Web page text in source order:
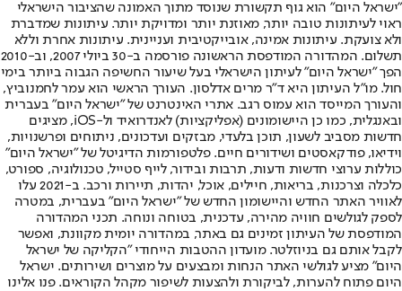
"ישראל היום" הוא גוף תקשורת שנוסד מתוך האמונה שהציבור הישראלי
ראוי לעיתונות טובה יותר, מאוזנת יותר ומדויקת יותר. עיתונות שמדברת
ולא צועקת. עיתונות אמינה, אובייקטיבית ועניינית. עיתונות אחרת וללא
תשלום. המהדורה המודפסת הראשונה פורסמה ב-30 ביולי 2007, וב-2010
הפך "ישראל היום" לעיתון הישראלי בעל שיעור החשיפה הגבוה ביותר בימי
חול. מו"ל העיתון היא ד"ר מרים אדלסון. העורך הראשי הוא עמר לחמנוביץ,
והעורך המייסד הוא עמוס רגב. אתרי האינטרנט של "ישראל היום" בעברית
ובאנגלית, כמו כן היישומונים (אפליקציות) לאנדרואיד ול-iOS, מציגים
חדשות מסביב לשעון, תוכן בלעדי, מבזקים ועדכונים, ניתוחים ופרשנויות,
וידיאו, פודקאסטים ושידורים חיים. פלטפורמות הדיגיטל של "ישראל היום"
כוללות ערוצי חדשות ודעות, תרבות ובידור, לייף סטייל, טכנולוגיה, ספורט,
כלכלה וצרכנות, בריאות, חיילים, אוכל, יהדות, תיירות ורכב. ב-2021 עלו
לאוויר האתר החדש והיישומון החדש של "ישראל היום" בעברית, במטרה
לספק לגולשים חוויה מהירה, עדכנית, בטוחה ונוחה. תכני המהדורה
המודפסת של העיתון זמינים גם באתר, במהדורה יומית מקוונת, ואפשר
לקבל אותם גם בניוזלטר. מועדון ההטבות הייחודי "הקליקה של ישראל
היום" מציע לגולשי האתר הנחות ומבצעים על מוצרים ושירותים. ישראל
היום פתוח להערות, לביקורת ולהצעות לשיפור מקהל הקוראים. פנו אלינו